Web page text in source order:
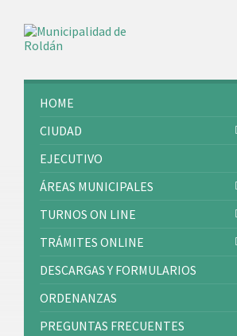
content
sidebar
right
sidebar
footer
HOME
CIUDAD
EJECUTIVO
ÁREAS MUNICIPALES
TURNOS ON LINE
TRÁMITES ONLINE
DESCARGAS Y FORMULARIOS
ORDENANZAS
PREGUNTAS FRECUENTES